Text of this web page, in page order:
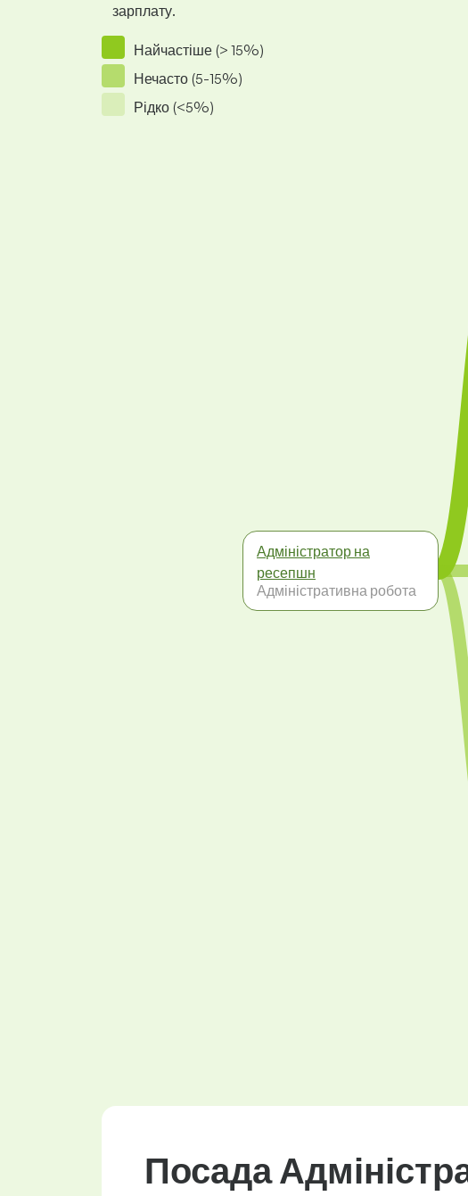
зарплату.
Найчастіше (> 15%)
Нечасто (5-15%)
Рідко (<5%)
Адміністратор на
ресепшн
Адміністративна робота
Посада